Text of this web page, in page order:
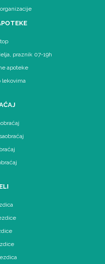
praznik 07-19h
apoteke
lekovima